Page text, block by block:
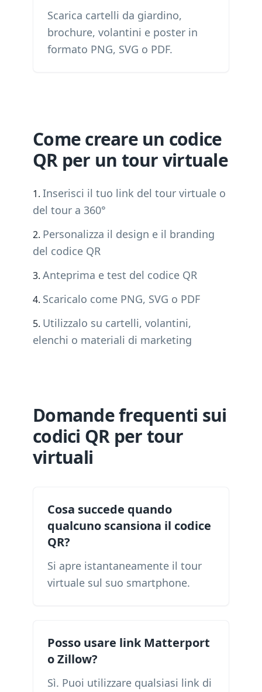
Scarica cartelli da giardino,
brochure, volantini e poster in
formato PNG, SVG o PDF.
Come creare un codice
QR per un tour virtuale
Inserisci il tuo link del tour virtuale o
del tour a 360°
Personalizza il design e il branding
del codice QR
Anteprima e test del codice QR
Scaricalo come PNG, SVG o PDF
Utilizzalo su cartelli, volantini,
elenchi o materiali di marketing
Domande frequenti sui
codici QR per tour
virtuali
Cosa succede quando
qualcuno scansiona il codice
QR?
Si apre istantaneamente il tour
virtuale sul suo smartphone.
Posso usare link Matterport
o Zillow?
Sì. Puoi utilizzare qualsiasi link di